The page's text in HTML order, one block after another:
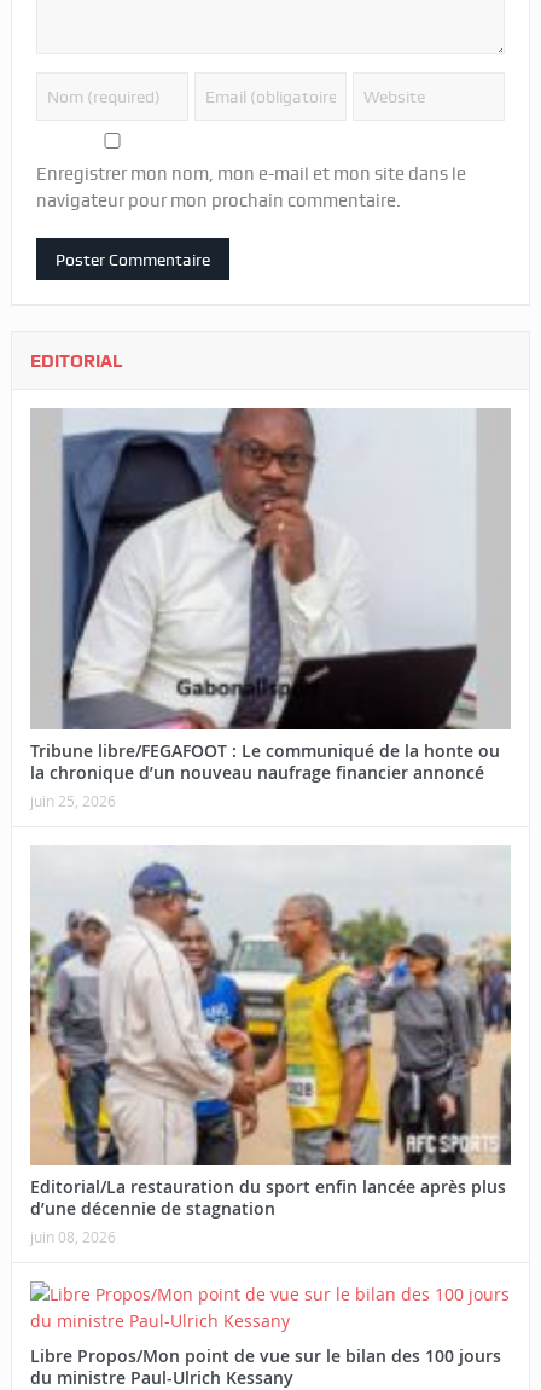
Enregistrer mon nom, mon e-mail et mon site dans le
navigateur pour mon prochain commentaire.
EDITORIAL
Tribune libre/FEGAFOOT : Le communiqué de la honte ou
la chronique d’un nouveau naufrage financier annoncé
juin 25, 2026
Editorial/La restauration du sport enfin lancée après plus
d’une décennie de stagnation
juin 08, 2026
Libre Propos/Mon point de vue sur le bilan des 100 jours
du ministre Paul-Ulrich Kessany